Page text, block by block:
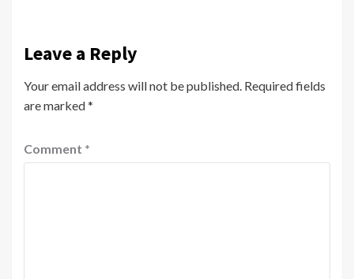
Leave a Reply
Your email address will not be published. Required fields
are marked*
Comment *